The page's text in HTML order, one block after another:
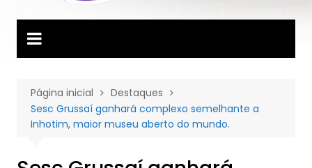
Página inicial
Destaques
Sesc Grussaí ganhará complexo semelhante a
Inhotim, maior museu aberto do mundo.